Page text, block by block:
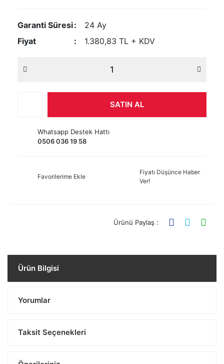
Garanti Süresi
24 Ay
Fiyat
1.380,83 TL + KDV
SATIN AL
Whatsapp Destek Hattı
0506 036 19 58
Favorilerime Ekle
Fiyatı Düşünce Haber
Ver!
Ürünü Paylaş :
Ürün Bilgisi
Yorumlar
Taksit Seçenekleri